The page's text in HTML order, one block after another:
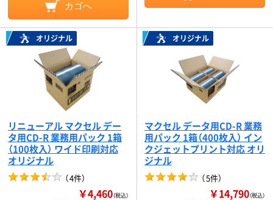
カゴへ
オリジナル
リニューアル マクセル デー
タ用CD-R 業務用パック 1箱
（100枚入） ワイド印刷対応
オリジナル
（4件）
￥4,460（税込）
オリジナル
マクセル データ用CD-R 業務
用パック 1箱（400枚入） イン
クジェットプリント対応 オリ
ジナル
（5件）
￥14,790（税込）